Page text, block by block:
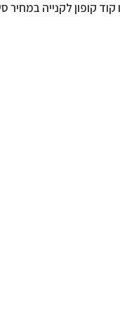
קופון לקנייה במחיר